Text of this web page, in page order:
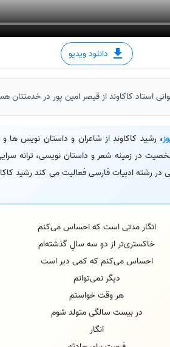
دانلود ویدیو
استاد کاکاوند از قیصر امین پور در خدمتتان
، رشید کاکاوند از شاعران و داستان نویس ها
شخصیت در زمینه شعر و داستان نویسی، ترانه
اسلامی در رشته ادبیات فارسی فعالیت می کند رشید
انگار مدتی است که احساس می‌کنم
خاکستری‌تر از دو سه سالِ گذشته‌ام
احساس می‌کنم که کمی دیر است
دیگر نمی‌توانم
هر وقت خواستم
در بیست سالگی متولد شوم
انگار